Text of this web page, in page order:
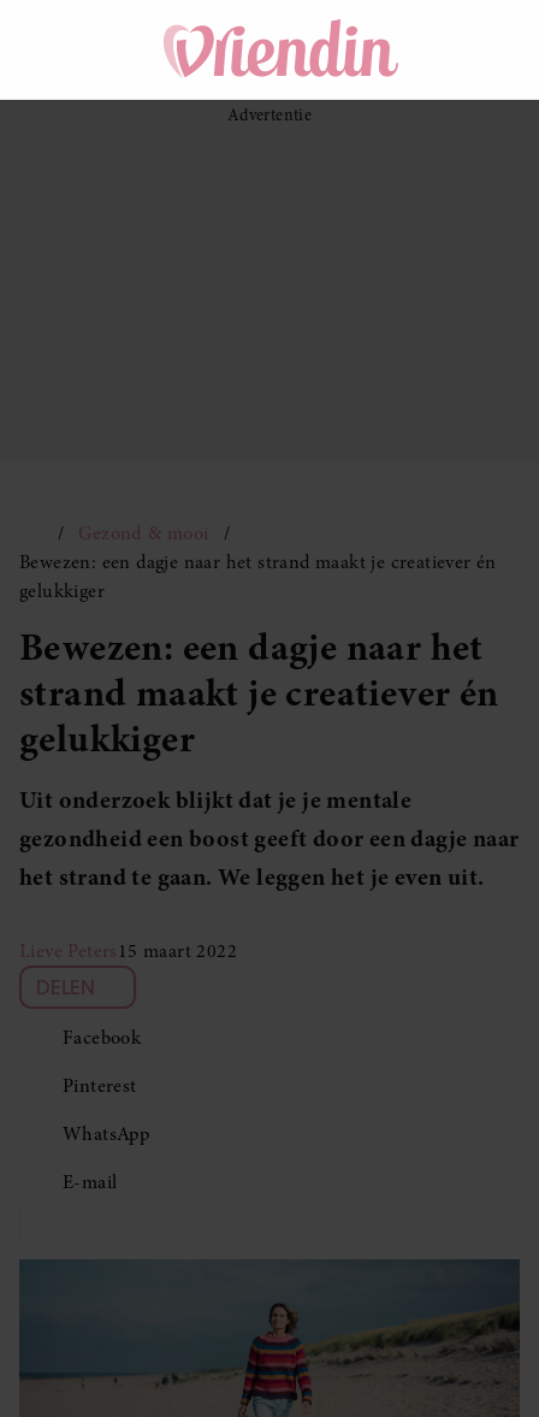
Gezond & mooi
Bewezen: een dagje naar het strand maakt je creatiever én
gelukkiger
Bewezen: een dagje naar het
strand maakt je creatiever én
gelukkiger
Uit onderzoek blijkt dat je je mentale
gezondheid een boost geeft door een dagje naar
het strand te gaan. We leggen het je even uit.
Lieve Peters15 maart 2022
DELEN
Facebook
Pinterest
WhatsApp
E-mail